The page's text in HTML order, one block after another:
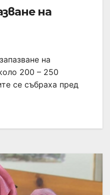
на
на
200 – 250
се събраха пред